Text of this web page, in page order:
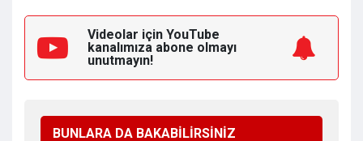
Videolar için YouTube
kanalımıza abone olmayı
unutmayın!
BUNLARA DA BAKABİLİRSİNİZ